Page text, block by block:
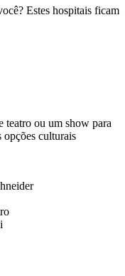
Estes hospitais ficam
teatro ou um show para
opções culturais